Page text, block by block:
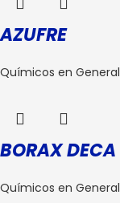
AZUFRE
Químicos en General
BORAX DECA
Químicos en General